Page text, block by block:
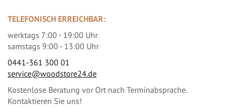
TELEFONISCH ERREICHBAR:
werktags 7:00 - 19:00 Uhr
samstags 9:00 - 13:00 Uhr
0441-361 300 01
service@woodstore24.de
Kostenlose Beratung vor Ort nach Terminabsprache.
Kontaktieren Sie uns!